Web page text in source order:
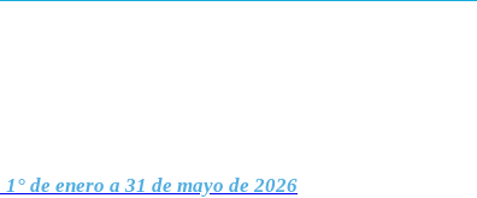
1° de enero a 31 de mayo de 2026